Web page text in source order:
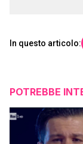
In questo articolo:
POTREBBE